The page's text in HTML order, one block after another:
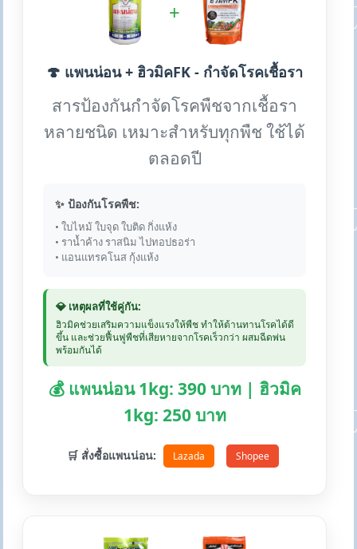
+
🍄 แพนน่อน + ฮิวมิคFK - กำจัดโรคเชื้อรา
สารป้องกันกำจัดโรคพืชจากเชื้อรา
หลายชนิด เหมาะสำหรับทุกพืช ใช้ได้
ตลอดปี
✨ ป้องกันโรคพืช:
• ใบไหม้ ใบจุด ใบติด กิ่งแห้ง
• ราน้ำค้าง ราสนิม ไปทอปธอร่า
• แอนแทรคโนส กุ้งแห้ง
💎 เหตุผลที่ใช้คู่กัน:
ฮิวมิคช่วยเสริมความแข็งแรงให้พืช ทำให้ต้านทานโรคได้ดี
ขึ้น และช่วยฟื้นฟูพืชที่เสียหายจากโรคเร็วกว่า ผสมฉีดพ่น
พร้อมกันได้
💰 แพนน่อน 1kg: 390 บาท | ฮิวมิค
1kg: 250 บาท
🛒 สั่งซื้อแพนน่อน: Lazada Shopee